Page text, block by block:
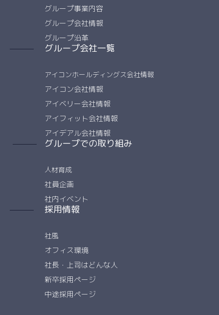
グループ事業内容
グループ会社情報
グループ沿革
グループ会社一覧
アイコンホールディングス会社情報
アイコン会社情報
アイベリー会社情報
アイフィット会社情報
アイデアル会社情報
グループでの取り組み
人材育成
社員企画
社内イベント
採用情報
社風
オフィス環境
社長・上司はどんな人
新卒採用ページ
中途採用ページ